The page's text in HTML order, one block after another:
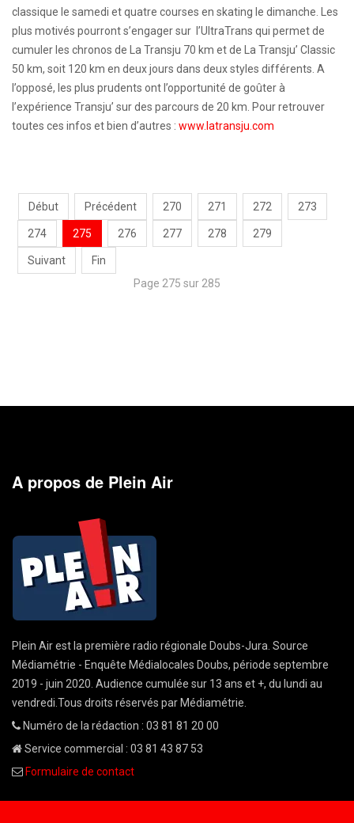
classique le samedi et quatre courses en skating le dimanche. Les
plus motivés pourront s’engager sur l’UltraTrans qui permet de
cumuler les chronos de La Transju 70 km et de La Transju’ Classic
50 km, soit 120 km en deux jours dans deux styles différents. A
l’opposé, les plus prudents ont l’opportunité de goûter à
l’expérience Transju’ sur des parcours de 20 km. Pour retrouver
toutes ces infos et bien d’autres : www.latransju.com
Début Précédent 270 271 272 273
274 275 276 277 278 279
Suivant
Fin
Page 275 sur 285
A propos de Plein Air
Plein Air est la première radio régionale Doubs-Jura. Source
Médiamétrie - Enquête Médialocales Doubs, période septembre
2019 - juin 2020. Audience cumulée sur 13 ans et +, du lundi au
vendredi.Tous droits réservés par Médiamétrie.
Numéro de la rédaction : 03 81 81 20 00
Service commercial : 03 81 43 87 53
Formulaire de contact